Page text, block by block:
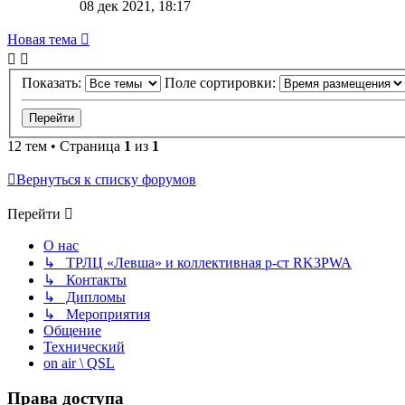
08 дек 2021, 18:17
Новая тема
Показать: Поле сортировки:
12 тем • Страница 1 из 1
Вернуться к списку форумов
Перейти
О нас
↳ ТРЛЦ «Левша» и коллективная р-ст RK3PWA
↳ Контакты
↳ Дипломы
↳ Мероприятия
Общение
Технический
on air \ QSL
Права доступа